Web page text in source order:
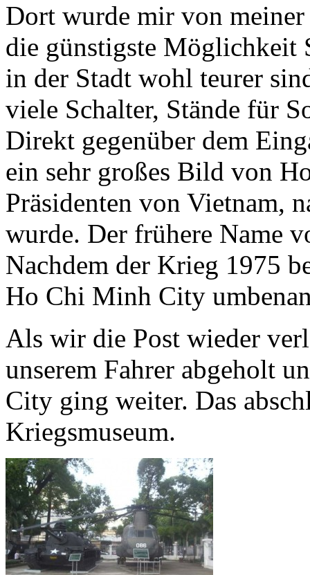
Dort wurde mir von
die günstigste Möglichkeit
in der Stadt wohl teurer
viele Schalter, Stände für
Direkt gegenüber dem
ein sehr großes Bild von
Präsidenten von Vietnam,
wurde. Der frühere Name
Nachdem der Krieg 1975
Ho Chi Minh City
Als wir die Post wieder
unserem Fahrer abgeholt
City ging weiter. Das
Kriegsmuseum.